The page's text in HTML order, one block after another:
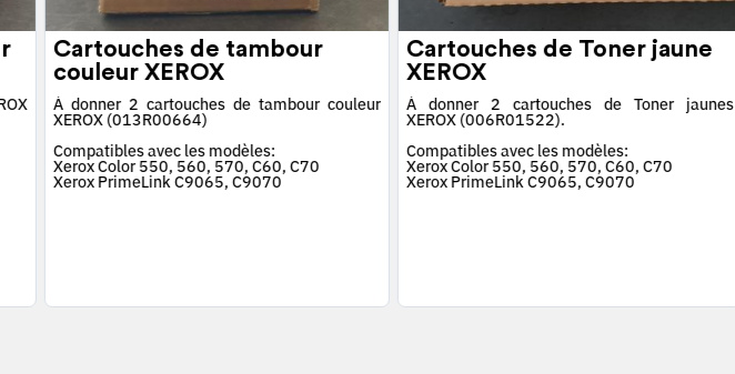
Cartouches de tambour
couleur XEROX
À donner 2 cartouches de tambour couleur
XEROX (013R00664)
Compatibles avec les modèles:
Xerox Color 550, 560, 570, C60, C70
Xerox PrimeLink C9065, C9070
Cartouches de Toner jaune
XEROX
À donner 2 cartouches de Toner jaunes
XEROX (006R01522).
Compatibles avec les modèles:
Xerox Color 550, 560, 570, C60, C70
Xerox PrimeLink C9065, C9070